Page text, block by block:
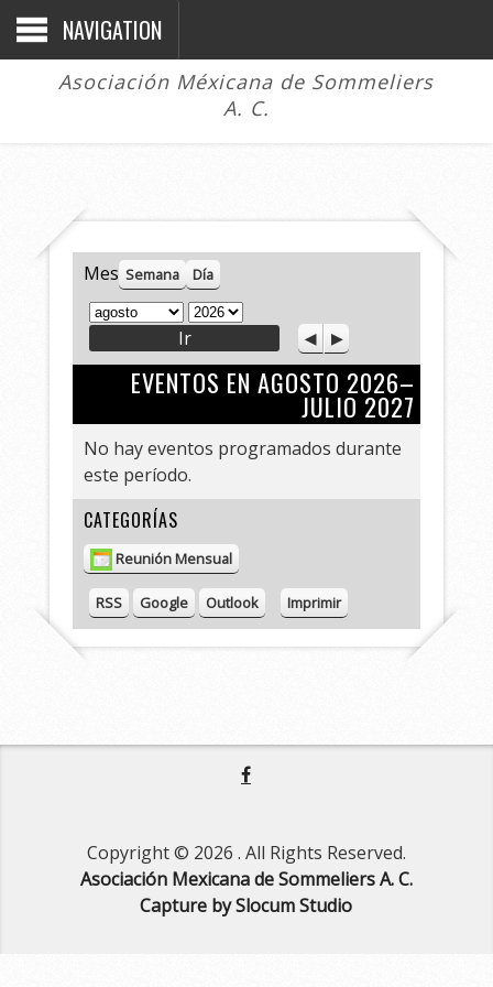
NAVIGATION
Asociación Méxicana de Sommeliers
A. C.
Mes Semana Día
M
s
A
ñ
o
A
n
t
e
r
o
S
i
g
u
i
n
e
EVENTOS EN AGOSTO 2026–
JULIO 2027
No hay eventos programados durante
este período.
CATEGORÍAS
Reunión Mensual
RSS Google Outlook ImprimirV
i
Copyright © 2026 . All Rights Reserved.
Asociación Mexicana de Sommeliers A. C.
Capture by Slocum Studio